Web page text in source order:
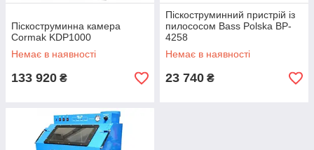
Піскоструминна камера
Cormak KDP1000
Немає в наявності
133 920 ₴
Піскоструминний пристрій із
пилососом Bass Polska BP-
4258
Немає в наявності
23 740 ₴